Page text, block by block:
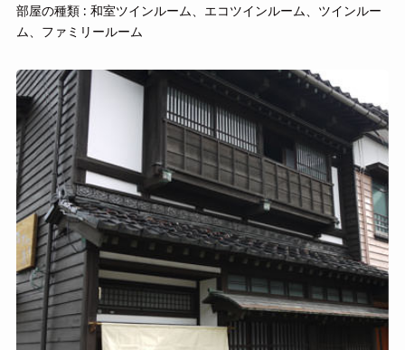
部屋の種類 : 和室ツインルーム、エコツインルーム、ツインルー
ム、ファミリールーム